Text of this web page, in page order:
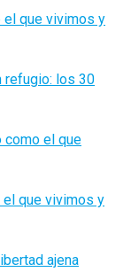
el que vivimos y
refugio: los 30
como el que
el que vivimos y
ajena